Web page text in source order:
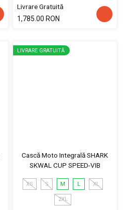
Livrare Gratuită
1,785.00 RON
LIVRARE GRATUITĂ
Cască Moto Integrală SHARK
SKWAL CUP SPEED-VIB
XS S M L XL
2XL